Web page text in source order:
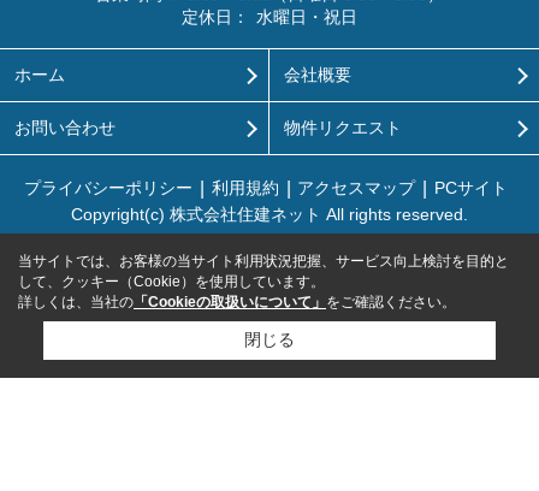
定休日：
水曜日・祝日
ホーム 会社概要
お問い合わせ 物件リクエスト
プライバシーポリシー 利用規約 アクセスマップ
PCサイト
Copyright(c) 株式会社住建ネット All rights reserved.
当サイトでは、お客様の当サイト利用状況把握、サービス向上検討を目的と
して、クッキー（Cookie）を使用しています。
詳しくは、当社の 「Cookieの取扱いについて」 をご確認ください。
閉じる